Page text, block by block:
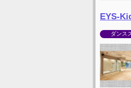
EYS-
ダンス